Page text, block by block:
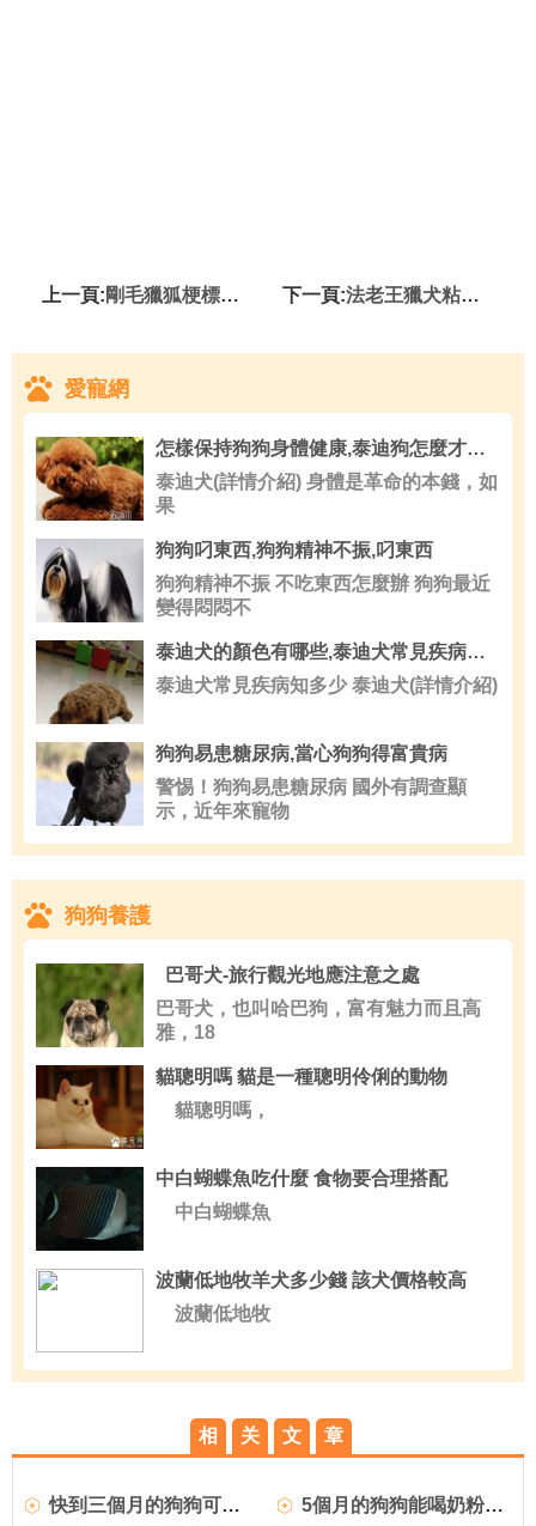
上一頁:剛毛獵狐梗標准 肩高不應該超過15.5英寸 下一頁:法老王獵犬粘人程度 幾乎都不怎麼粘人的
愛寵網
怎樣保持狗狗身體健康,泰迪狗怎麼才是健康
泰迪犬(詳情介紹) 身體是革命的本錢，如
果
狗狗叼東西,狗狗精神不振,叼東西
狗狗精神不振 不吃東西怎麼辦 狗狗最近
變得悶悶不
泰迪犬的顏色有哪些,泰迪犬常見疾病知多少
泰迪犬常見疾病知多少 泰迪犬(詳情介紹)
狗狗易患糖尿病,當心狗狗得富貴病
警惕！狗狗易患糖尿病 國外有調查顯
示，近年來寵物
狗狗養護
巴哥犬-旅行觀光地應注意之處
巴哥犬，也叫哈巴狗，富有魅力而且高
雅，18
貓聰明嗎 貓是一種聰明伶俐的動物
貓聰明嗎，
中白蝴蝶魚吃什麼 食物要合理搭配
中白蝴蝶魚
波蘭低地牧羊犬多少錢 該犬價格較高
波蘭低地牧
相 关 文 章
快到三個月的狗狗可以吃什麼 5個月的狗狗能喝奶粉嗎？